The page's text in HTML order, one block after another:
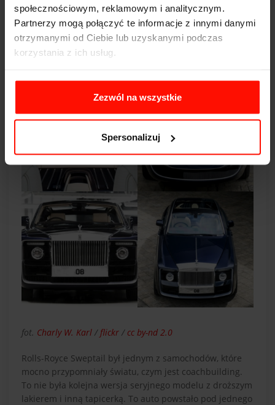
społecznościowym, reklamowym i analitycznym.
Partnerzy mogą połączyć te informacje z innymi danymi
otrzymanymi od Ciebie lub uzyskanymi podczas
korzystania z ich usług.
Zezwól na wszystkie
Spersonalizuj
9 milionów dolarów
. To auto dla klientów, którzy nie
chcieli po prostu kolejnego Chirona, tylko coś znacznie
rzadszego.
5. Rolls-Royce Sweptail - ok. 13 mln $
fot. Charly W. Karl / flickr / cc by-nd 2.0
Rolls-Royce Sweptail był jednym z samochodów, które
mocno przypomniały światu, czym jest coachbuilding.
To nie była kolejna wersja seryjnego modelu z droższym
lakierem i inną tapicerką. To auto powstało pod jednego